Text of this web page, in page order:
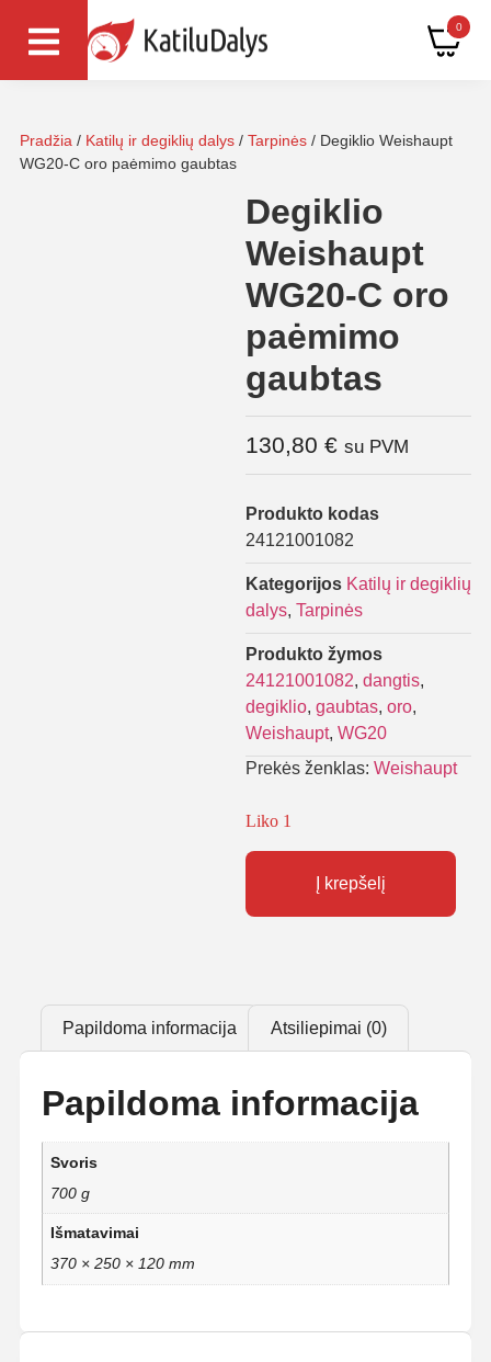
0
Pradžia / Katilų ir degiklių dalys / Tarpinės / Degiklio Weishaupt
WG20-C oro paėmimo gaubtas
Degiklio
Weishaupt
WG20-C oro
paėmimo
gaubtas
130,80 € su PVM
Produkto kodas
24121001082
Kategorijos Katilų ir degiklių
dalys, Tarpinės
Produkto žymos
24121001082, dangtis,
degiklio, gaubtas, oro,
Weishaupt, WG20
Prekės ženklas: Weishaupt
Liko 1
Į krepšelį
Papildoma informacija Atsiliepimai (0)
Papildoma informacija
Svoris
700 g
Išmatavimai
370 × 250 × 120 mm